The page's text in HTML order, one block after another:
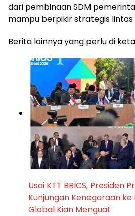
dari pembinaan SDM
mampu berpikir strategis
Berita lainnya yang perlu di
Usai KTT BRICS, Presiden
Kunjungan Kenegaraan
Global Kian Menguat